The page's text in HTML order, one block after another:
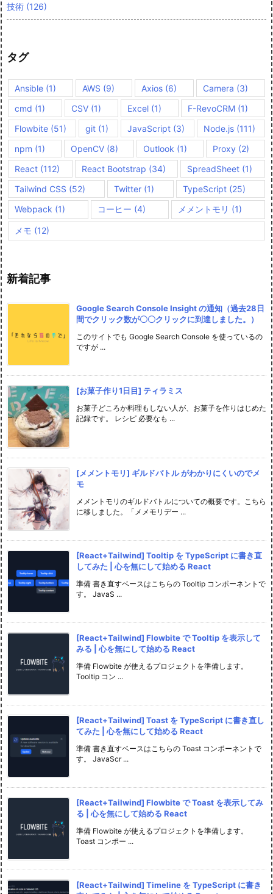
技術 (126)
タグ
Ansible (1) AWS (9) Axios(6) Camera (3)
cmd (1) CSV (1) Excel (1) F-RevoCRM (1)
Flowbite (51) git (1) JavaScript (3) Node.js (111)
npm (1) OpenCV(8) Outlook (1) Proxy (2)
React (112) React Bootstrap (34) SpreadSheet (1)
Tailwind CSS (52) Twitter (1) TypeScript (25)
Webpack (1) コーヒー (4) メメントモリ (1)
メモ (12)
新着記事
Google Search Console Insight の通知（過去28日
間でクリック数が〇〇クリックに到達しました。）
このサイトでも Google Search Console を使っているの
ですが ...
[お菓子作り1日目] ティラミス
お菓子どころか料理もしない人が、お菓子を作りはじめた
記録です。 レシピ 必要なも ...
[メメントモリ] ギルドバトル がわかりにくいのでメ
モ
メメントモリのギルドバトルについての概要です。こちら
に移しました。「メメモリデー ...
[React+Tailwind] Tooltip を TypeScript に書き直
してみた | 心を無にして始める React
準備 書き直すベースはこちらの Tooltip コンポーネントで
す。 JavaS ...
[React+Tailwind] Flowbite で Tooltip を表示して
みる | 心を無にして始める React
準備 Flowbite が使えるプロジェクトを準備します。
Tooltip コン ...
[React+Tailwind] Toast を TypeScript に書き直し
てみた | 心を無にして始める React
準備 書き直すベースはこちらの Toast コンポーネントで
す。 JavaScr ...
[React+Tailwind] Flowbite で Toast を表示してみ
る | 心を無にして始める React
準備 Flowbite が使えるプロジェクトを準備します。
Toast コンポー ...
[React+Tailwind] Timeline を TypeScript に書き